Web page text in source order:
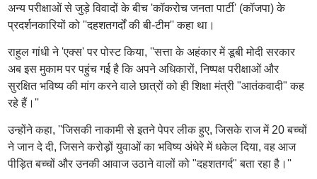
अन्य परीक्षाओं से जुड़े विवादों के बीच 'कॉकरोच जनता पार्टी' (कॉजपा) के
प्रदर्शनकारियों को ''दहशतगर्दों की बी-टीम'' कहा था।
राहुल गांधी ने 'एक्स' पर पोस्ट किया, ''सत्ता के अहंकार में डूबी मोदी सरकार
अब इस मुकाम पर पहुंच गई है कि अपने अधिकारों, निष्पक्ष परीक्षाओं और
सुरक्षित भविष्य की मांग करने वाले छात्रों को ही शिक्षा मंत्री "आतंकवादी" कह
रहे हैं।''
उन्होंने कहा, ''जिसकी नाकामी से इतने पेपर लीक हुए, जिसके राज में 20 बच्चों
ने जान दे दी, जिसने करोड़ों युवाओं का भविष्य अंधेरे में धकेल दिया, वह आज
पीड़ित बच्चों और उनकी आवाज उठाने वालों को "दहशतगर्द" बता रहा है।''